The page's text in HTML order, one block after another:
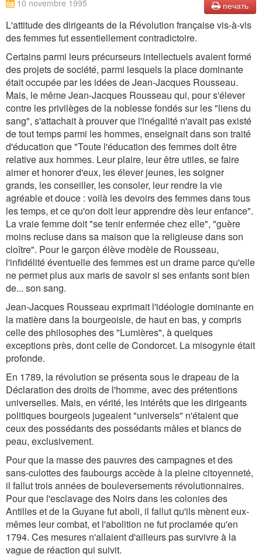
печать
10 novembre 1995
L'attitude des dirigeants de la Révolution française vis-à-vis
des femmes fut essentiellement contradictoire.
Certains parmi leurs précurseurs intellectuels avaient formé
des projets de société, parmi lesquels la place dominante
était occupée par les idées de Jean-Jacques Rousseau.
Mais, le même Jean-Jacques Rousseau qui, pour s'élever
contre les privilèges de la noblesse fondés sur les "liens du
sang", s'attachait à prouver que l'inégalité n'avait pas existé
de tout temps parmi les hommes, enseignait dans son traité
d'éducation que "Toute l'éducation des femmes doit être
relative aux hommes. Leur plaire, leur être utiles, se faire
aimer et honorer d'eux, les élever jeunes, les soigner
grands, les conseiller, les consoler, leur rendre la vie
agréable et douce : voilà les devoirs des femmes dans tous
les temps, et ce qu'on doit leur apprendre dès leur enfance".
La vraie femme doit "se tenir enfermée chez elle", "guère
moins recluse dans sa maison que la religieuse dans son
cloître". Pour le garçon élève modèle de Rousseau,
l'infidélité éventuelle des femmes est un drame parce qu'elle
ne permet plus aux maris de savoir si ses enfants sont bien
de... son sang.
Jean-Jacques Rousseau exprimait l'idéologie dominante en
la matière dans la bourgeoisie, de haut en bas, y compris
celle des philosophes des "Lumières", à quelques
exceptions près, dont celle de Condorcet. La misogynie était
profonde.
En 1789, la révolution se présenta sous le drapeau de la
Déclaration des droits de l'homme, avec des prétentions
universelles. Mais, en vérité, les intérêts que les dirigeants
politiques bourgeois jugeaient "universels" n'étaient que
ceux des possédants des possédants mâles et blancs de
peau, exclusivement.
Pour que la masse des pauvres des campagnes et des
sans-culottes des faubourgs accède à la pleine citoyenneté,
il fallut trois années de bouleversements révolutionnaires.
Pour que l'esclavage des Noirs dans les colonies des
Antilles et de la Guyane fut aboli, il fallut qu'ils mènent eux-
mêmes leur combat, et l'abolition ne fut proclamée qu'en
1794. Ces mesures n'allaient d'ailleurs pas survivre à la
vague de réaction qui suivit.